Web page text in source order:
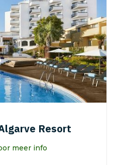
Resort
meer info